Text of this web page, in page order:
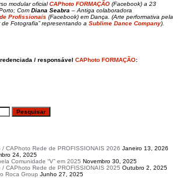
modular oficialCAPhoto FORMAÇÃO (Facebook) a 23
Porto; Com Diana Seabra – Antiga colaboradora
Profissionais (Facebook) em Dança. (Arte performativa pela
Fotografia” representando a Sublime Dance Company).
/ responsável CAPhoto FORMAÇÃO:
/ CAPhoto Rede de PROFISSIONAIS 2026 Janeiro 13, 2026
24, 2025
Comunidade “V” em 2025 Novembro 30, 2025
/ CAPhoto Rede de PROFISSIONAIS 2025 Outubro 2, 2025
Roca Group Junho 27, 2025